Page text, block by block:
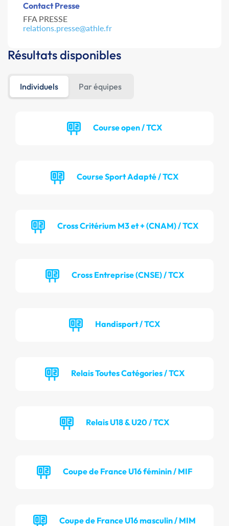
Contact Presse
FFA PRESSE
relations.presse@athle.fr
Résultats disponibles
Individuels Par équipes
Course open / TCX
Course Sport Adapté / TCX
Cross Critérium M3 et + (CNAM) / TCX
Cross Entreprise (CNSE) / TCX
Handisport / TCX
Relais Toutes Catégories / TCX
Relais U18 & U20 / TCX
Coupe de France U16 féminin / MIF
Coupe de France U16 masculin / MIM